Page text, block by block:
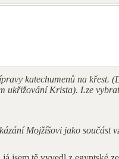
katechumenů na
ukřižování Krista). Lze
Mojžíšovi jako